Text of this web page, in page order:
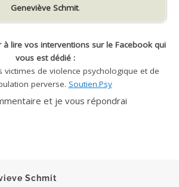
Geneviève Schmit.
à lire vos interventions sur le Facebook qui
vous est dédié :
victimes de violence psychologique et de
perverse. Soutien.Psy
et je vous répondrai
Schmit